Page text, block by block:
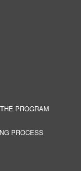
PROGRAM
PROCESS